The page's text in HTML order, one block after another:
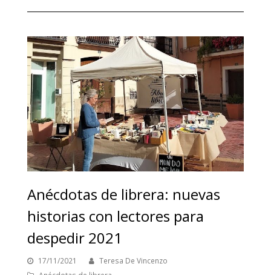
Anécdotas de librera: nuevas
historias con lectores para
despedir 2021
17/11/2021
Teresa De Vincenzo